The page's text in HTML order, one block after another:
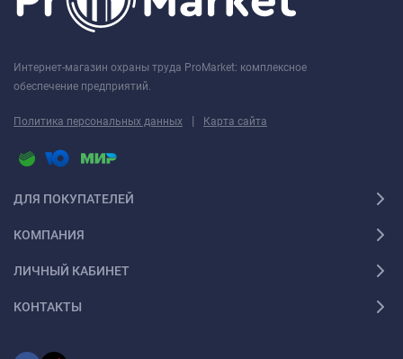
Интернет-магазин охраны труда ProMarket: комплексное
обеспечение предприятий.
Политика персональных данных | Карта сайта
ДЛЯ ПОКУПАТЕЛЕЙ
КОМПАНИЯ
ЛИЧНЫЙ КАБИНЕТ
КОНТАКТЫ